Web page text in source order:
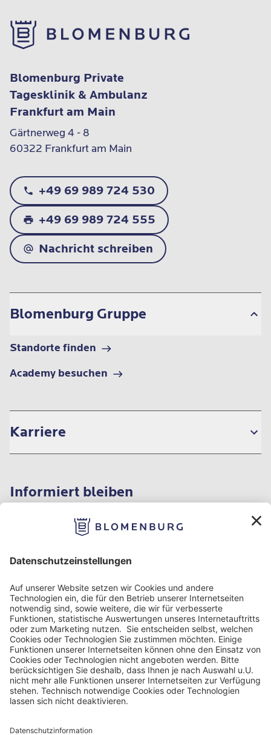
Blomenburg Private
Tagesklinik & Ambulanz
Frankfurt am Main
Gärtnerweg 4 - 8
60322 Frankfurt am Main
+49 69 989 724 530
+49 69 989 724 555
Nachricht schreiben
Blomenburg Gruppe
Standorte finden
Academy besuchen
Karriere
Informiert bleiben
Impressum
Datenschutzinformationen
Nutzungsbedingungen
Barrierefreiheit